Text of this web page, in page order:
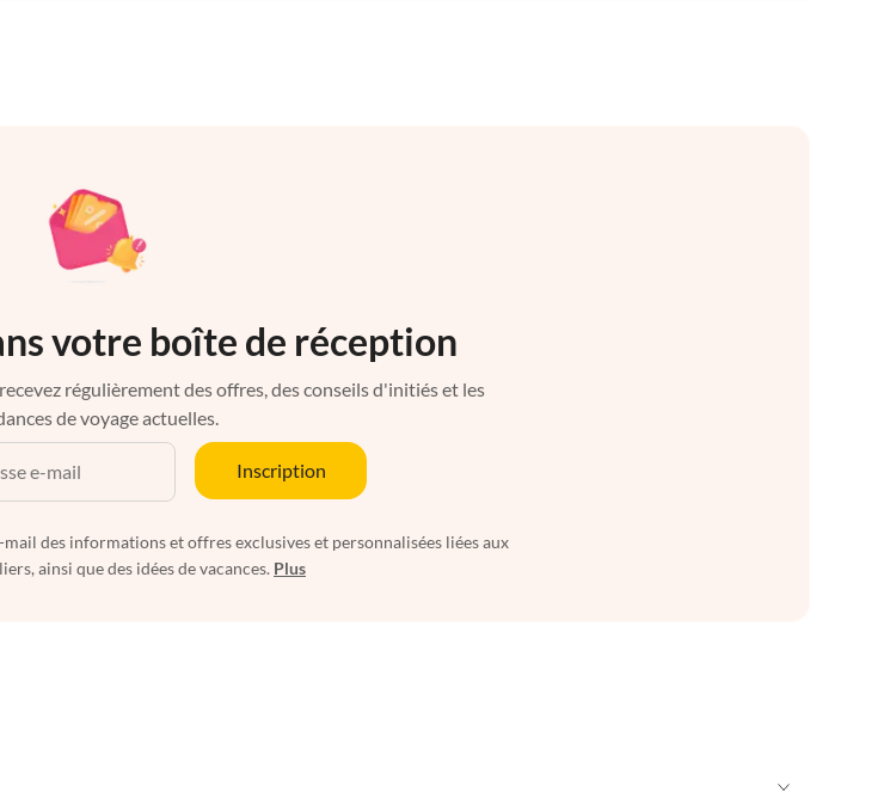
votre boîte de réception
régulièrement des offres, des conseils d'initiés et les
de voyage actuelles.
Inscription
des informations et offres exclusives et personnalisées liées aux
ainsi que des idées de vacances. Plus